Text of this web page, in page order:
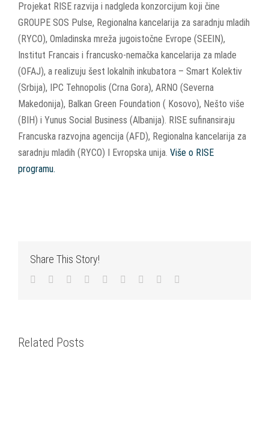
Projekat RISE razvija i nadgleda konzorcijum koji čine
GROUPE SOS Pulse, Regionalna kancelarija za saradnju mladih
(RYCO), Omladinska mreža jugoistočne Evrope (SEEIN),
Institut Francais i francusko-nemačka kancelarija za mlade
(OFAJ), a realizuju šest lokalnih inkubatora – Smart Kolektiv
(Srbija), IPC Tehnopolis (Crna Gora), ARNO (Severna
Makedonija), Balkan Green Foundation ( Kosovo), Nešto više
(BIH) i Yunus Social Business (Albanija). RISE sufinansiraju
Francuska razvojna agencija (AFD), Regionalna kancelarija za
saradnju mladih (RYCO) I Evropska unija. Više o RISE
programu.
Share This Story!
Facebook
TwitterLinkedIn
Reddit WhatsApp
TumblrPinterest
Related Posts